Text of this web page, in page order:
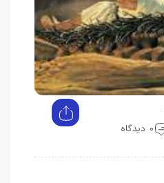
0 دیدگاه